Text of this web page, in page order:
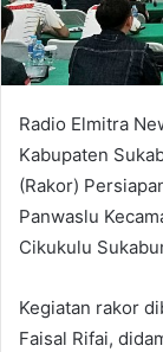
Radio Elmitra
Kabupaten
(Rakor)
Panwaslu
Cikukulu
Kegiatan rakor
Faisal Rifai,